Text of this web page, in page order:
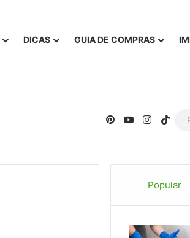
DICAS GUIA DE COMPRAS
PinterestYouTube
Popular